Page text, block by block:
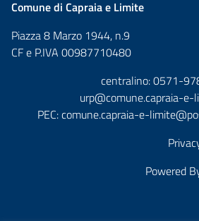
Comune di Capraia e Limite
Piazza 8 Marzo 1944, n.9
CF e P.IVA 00987710480
centralino: 0571-
urp@comune.capraia-e-
PEC:comune.capraia-e-
Powered